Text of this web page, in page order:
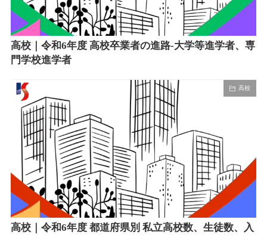
高校｜令和6年度 高校卒業者の進路-大学等進学者、専
門学校進学者
高校
高校｜令和6年度 都道府県別 私立高校数、生徒数、入